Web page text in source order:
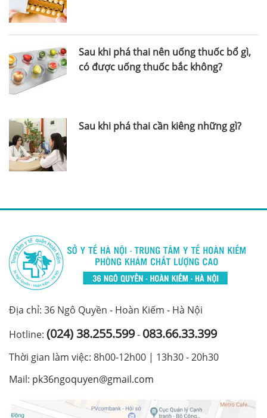
Sau khi phá thai nên uống thuốc bổ gì,
có được uống thuốc bắc không?
Sau khi phá thai cần kiêng những gì?
Địa chỉ: 36 Ngô Quyền - Hoàn Kiếm - Hà Nội
Hotline: (024) 38.255.599- 083.66.33.399
Thời gian làm việc: 8h00-12h00 | 13h30 - 20h30
Mail: pk36ngoquyen@gmail.com